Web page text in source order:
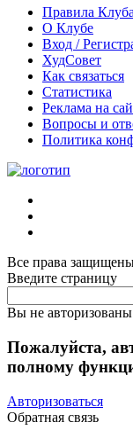
Правила Клуба
О Клубе
Вход /
ХудСовет
Как связаться
Статистика
Реклама на
Вопросы и
Политика
Все права
Введите страницу
Вы не авторизованы
Пожалуйста,
полному
Авторизоваться
Обратная связь